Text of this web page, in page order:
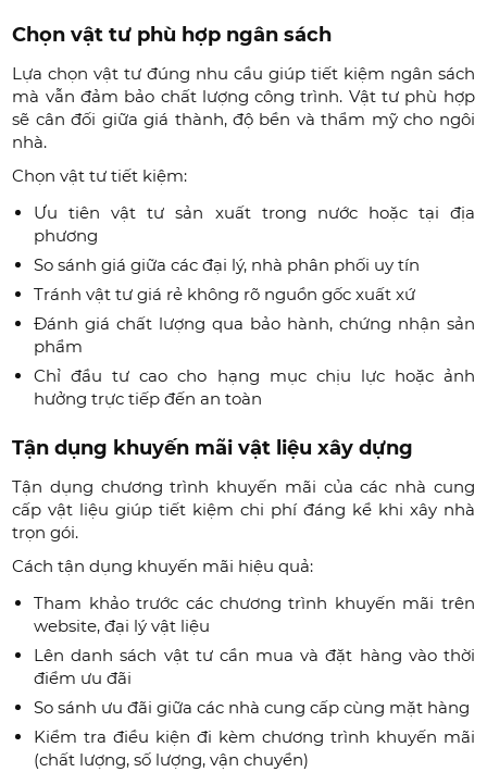
Chọn vật tư phù hợp ngân sách
Lựa chọn vật tư đúng nhu cầu giúp tiết kiệm ngân sách
mà vẫn đảm bảo chất lượng công trình. Vật tư phù hợp
sẽ cân đối giữa giá thành, độ bền và thẩm mỹ cho ngôi
nhà.
Chọn vật tư tiết kiệm:
Ưu tiên vật tư sản xuất trong nước hoặc tại địa
phương
So sánh giá giữa các đại lý, nhà phân phối uy tín
Tránh vật tư giá rẻ không rõ nguồn gốc xuất xứ
Đánh giá chất lượng qua bảo hành, chứng nhận sản
phẩm
Chỉ đầu tư cao cho hạng mục chịu lực hoặc ảnh
hưởng trực tiếp đến an toàn
Tận dụng khuyến mãi vật liệu xây dựng
Tận dụng chương trình khuyến mãi của các nhà cung
cấp vật liệu giúp tiết kiệm chi phí đáng kể khi xây nhà
trọn gói.
Cách tận dụng khuyến mãi hiệu quả:
Tham khảo trước các chương trình khuyến mãi trên
website, đại lý vật liệu
Lên danh sách vật tư cần mua và đặt hàng vào thời
điểm ưu đãi
So sánh ưu đãi giữa các nhà cung cấp cùng mặt hàng
Kiểm tra điều kiện đi kèm chương trình khuyến mãi
(chất lượng, số lượng, vận chuyển)